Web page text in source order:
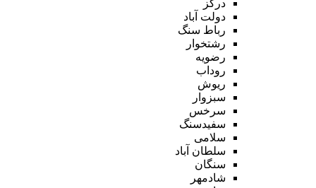
درگز
دولت آباد
رباط سنگ
رشتخوار
رضویه
روداب
ریوش
سبزوار
سرخس
سفیدسنگ
سلامی
سلطان آباد
سنگان
شادمهر